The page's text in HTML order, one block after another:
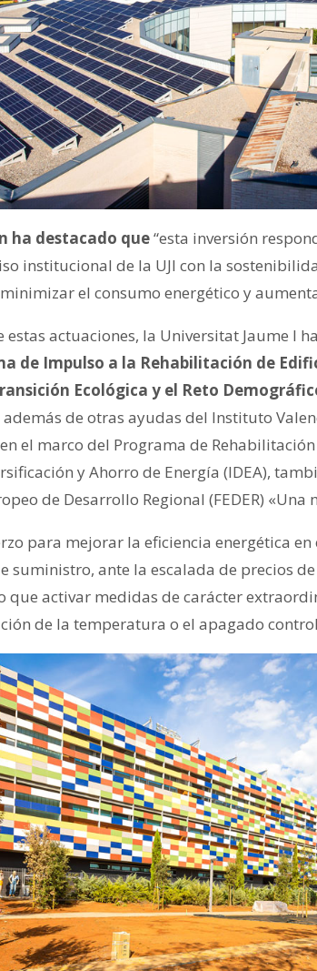
ha destacado que“esta inversión
institucional de la UJI con la
el consumo energético y
estas actuaciones, la Universitat Jaume I
de Impulso a la Rehabilitación de
Ecológica y el Reto
además de otras ayudas del Instituto
el marco del Programa de
y Ahorro de Energía (IDEA),
de Desarrollo Regional (FEDER) «Una
para mejorar la eficiencia energética
suministro, ante la escalada de precios
que activar medidas de carácter
de la temperatura o el apagado